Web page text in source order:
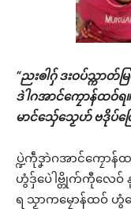
“ညးၜါဂှ် ဒးဝပ်သ္ကာ
ဒဲါဂအာင်ကၠောန်ထဝ်ရ
မာင်သှ်ေသၟေဟ် ဗဒိုပ်တ
ပ္ဍဲကဵုဒၞာဲဂအာင်ကၠောန်
ဟွံဒှ်ပေဲါဗ္တိုက်ကီုလေဝ်
ရ သၟာကမၠောန်ထဝ် ဟွံအ